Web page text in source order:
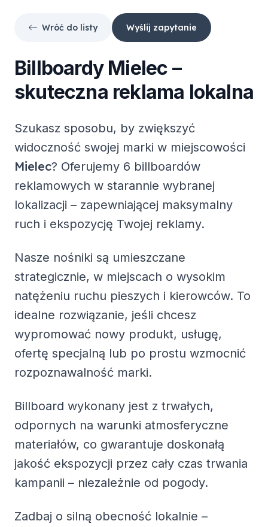
Wróć do listy Wyślij zapytanie
Billboardy Mielec –
skuteczna reklama lokalna
Szukasz sposobu, by zwiększyć
widoczność swojej marki w miejscowości
Mielec? Oferujemy 6 billboardów
reklamowych w starannie wybranej
lokalizacji – zapewniającej maksymalny
ruch i ekspozycję Twojej reklamy.
Nasze nośniki są umieszczane
strategicznie, w miejscach o wysokim
natężeniu ruchu pieszych i kierowców. To
idealne rozwiązanie, jeśli chcesz
wypromować nowy produkt, usługę,
ofertę specjalną lub po prostu wzmocnić
rozpoznawalność marki.
Billboard wykonany jest z trwałych,
odpornych na warunki atmosferyczne
materiałów, co gwarantuje doskonałą
jakość ekspozycji przez cały czas trwania
kampanii – niezależnie od pogody.
Zadbaj o silną obecność lokalnie –